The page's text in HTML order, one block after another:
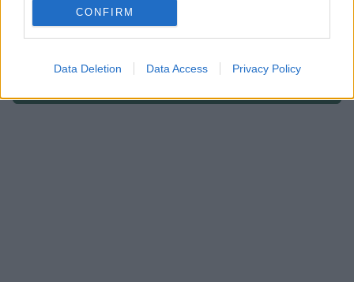
CONFIRM
Data Deletion Data Access Privacy Policy